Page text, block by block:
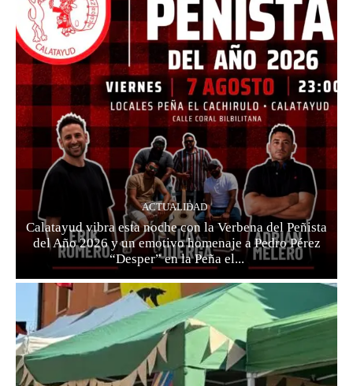
ACTUALIDAD
Calatayud vibra esta noche con la Verbena del Peñista
del Año 2026 y un emotivo homenaje a Pedro Pérez
“Desper” en la Peña el...